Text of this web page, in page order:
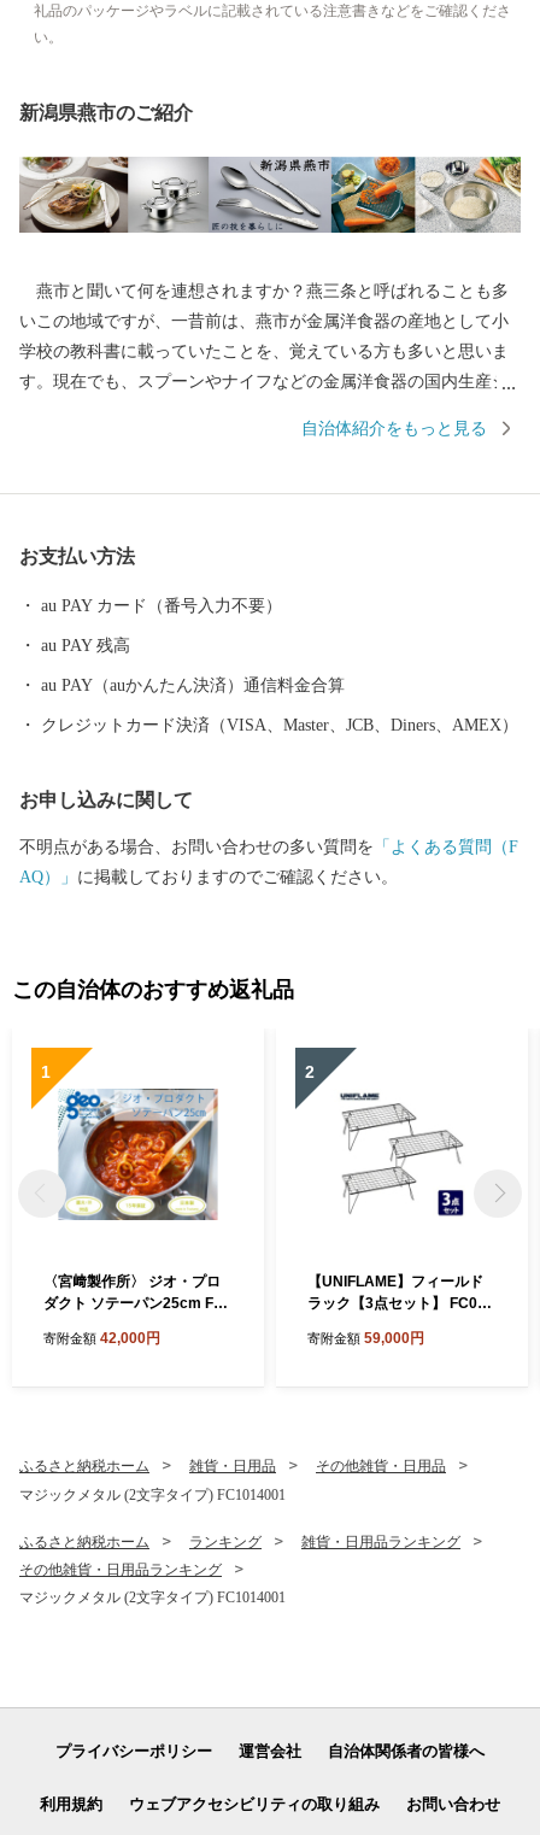
礼品のパッケージやラベルに記載されている注意書きなどをご確認くださ
い。
新潟県燕市のご紹介
燕市と聞いて何を連想されますか？燕三条と呼ばれることも多
いこの地域ですが、一昔前は、燕市が金属洋食器の産地として小
学校の教科書に載っていたことを、覚えている方も多いと思いま
す。現在でも、スプーンやナイフなどの金属洋食器の国内生産シ
属ハウスウェアは全国生産額の約90%を占める、世界有数の金属
市の製品が採用されるなど、燕製品は高い評価を受けています。
燕産の金属洋食器・金属ハウスウェアを使えば、ご家庭での食
工芸品の鎚起銅器、美味しいお米をはじめとした農産物も多数取
りそろえております。燕産品で、日々の生活にアクセントをつけ
てみてはいかがですか？
自治体紹介をもっと見る
お支払い方法
au PAY カード（番号入力不要）
au PAY 残高
au PAY（auかんたん決済）通信料金合算
クレジットカード決済（VISA、Master、JCB、Diners、AMEX）
お申し込みに関して
不明点がある場合、お問い合わせの多い質問を 「よくある質問（F
AQ）」 に掲載しておりますのでご確認ください。
この自治体のおすすめ返礼品
1
〈宮﨑製作所〉 ジオ・プロ
ダクト ソテーパン25cm FC0
対応 鍋 ステンレス 燕三条 燕
寄附金額 42,000円
2
【UNIFLAME】フィールド
ラック【3点セット】 FC059
寄附金額 59,000円
ふるさと納税ホーム 雑貨・日用品
その他雑貨・日用品
マジックメタル (2文字タイプ) FC1014001
ふるさと納税ホーム ランキング
雑貨・日用品ランキング
その他雑貨・日用品ランキング
マジックメタル (2文字タイプ) FC1014001
プライバシーポリシー 運営会社 自治体関係者の皆様へ
利用規約 ウェブアクセシビリティの取り組み お問い合わせ